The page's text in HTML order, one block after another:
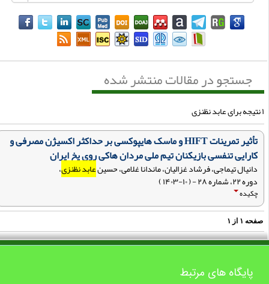
جستجو در مقالات منتشر شده
تأثیر تمرینات HIFT و ماسک هایپوکسی بر حداکثر اکسیژن مصرفی و
کارایی تنفسی بازیکنان تیم ملی مردان هاکی روی یخ ایران
دانیال تیماجی، فرشاد غزالیان، ماندانا غلامی، حسینعابد نظنزی،
دوره ۲۲، شماره ۲۸ - ( ۱۰-۱۴۰۳ )
چکیده
۱از ۱
پایگاه های مرتبط